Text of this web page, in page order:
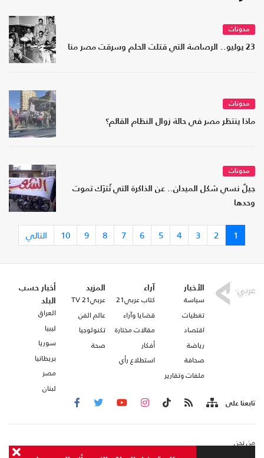
مدونات
23 يوليو.. الرصاصة التي قتلت الحلم وسرقت مصر منا
مدونات
ماذا ينتظر مصر في حالة زوال النظام القائم؟
مدونات
جيلٌ نسي شكل الميدان.. عن الذاكرة التي تُترَك تموت
وحدها
1
2
3
4
5
6
7
8
9
10 التالي
الأخبار
سياسة
تغطيات
اقتصاد
رياضة
صحافة
ملفات وتقارير
آراء
كتاب عربي21
قضايا وآراء
مقالات مختارة
أفكار
استطلاع رأي
المزيد
عربي21 TV
عالم الفن
تكنولوجيا
صحة
أخبار حسب
البلد
العراق
ليبيا
سوريا
بريطانيا
مصر
لبنان
تابعنا على
من نحن